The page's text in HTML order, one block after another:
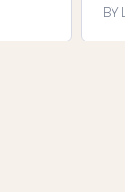
BY